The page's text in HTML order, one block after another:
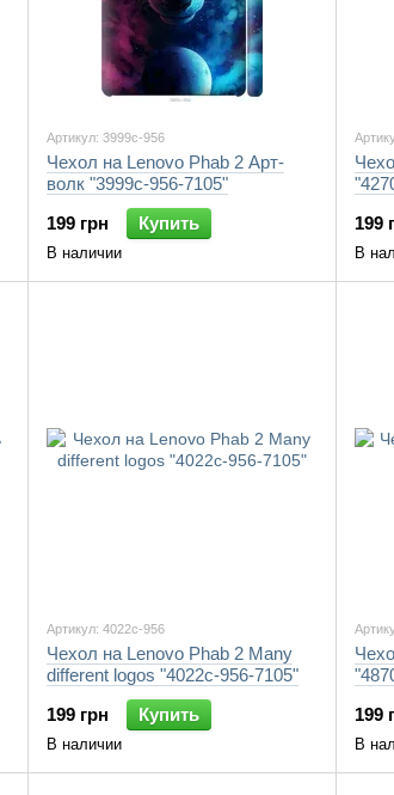
Артикул: 3999c-956
Чехол на Lenovo Phab 2 Арт-
волк "3999c-956-7105"
199 грн
Купить
В наличии
199
В
Артикул: 4022c-956
Чехол на Lenovo Phab 2 Many
different logos "4022c-956-7105"
199 грн
Купить
В наличии
199
В